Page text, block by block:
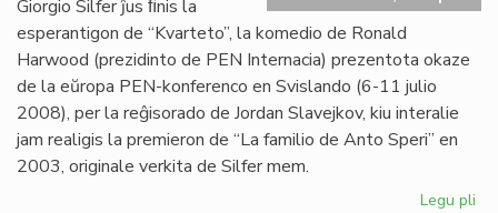
Giorgio Silfer ĵus ﬁnis la
esperantigon de “Kvarteto”, la komedio de Ronald
Harwood (prezidinto de PEN Internacia) prezentota okaze
de la eŭropa PEN-konferenco en Svislando (6-11 julio
2008), per la reĝisorado de Jordan Slavejkov, kiu interalie
jam realigis la premieron de “La familio de Anto Speri” en
2003, originale verkita de Silfer mem.
Legu pli